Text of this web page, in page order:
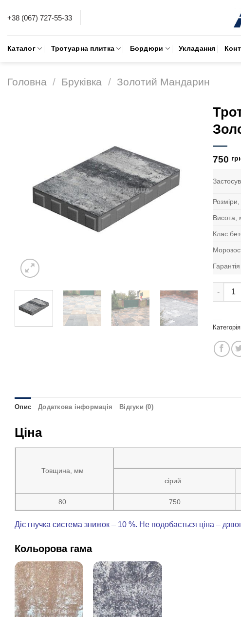
+38 (067) 727-55-33
Каталог Тротуарна плитка Бордюри Укладання
Головна / Бруківка / Золотий Мандарин
750
Висота,
Клас
Гарантія
Опис Додаткова інформація Відгуки (0)
Ціна
Товщина, мм
сірий
80 750
Діє гнучка система знижок – 10 %. Не подобається ціна –
Кольорова гама